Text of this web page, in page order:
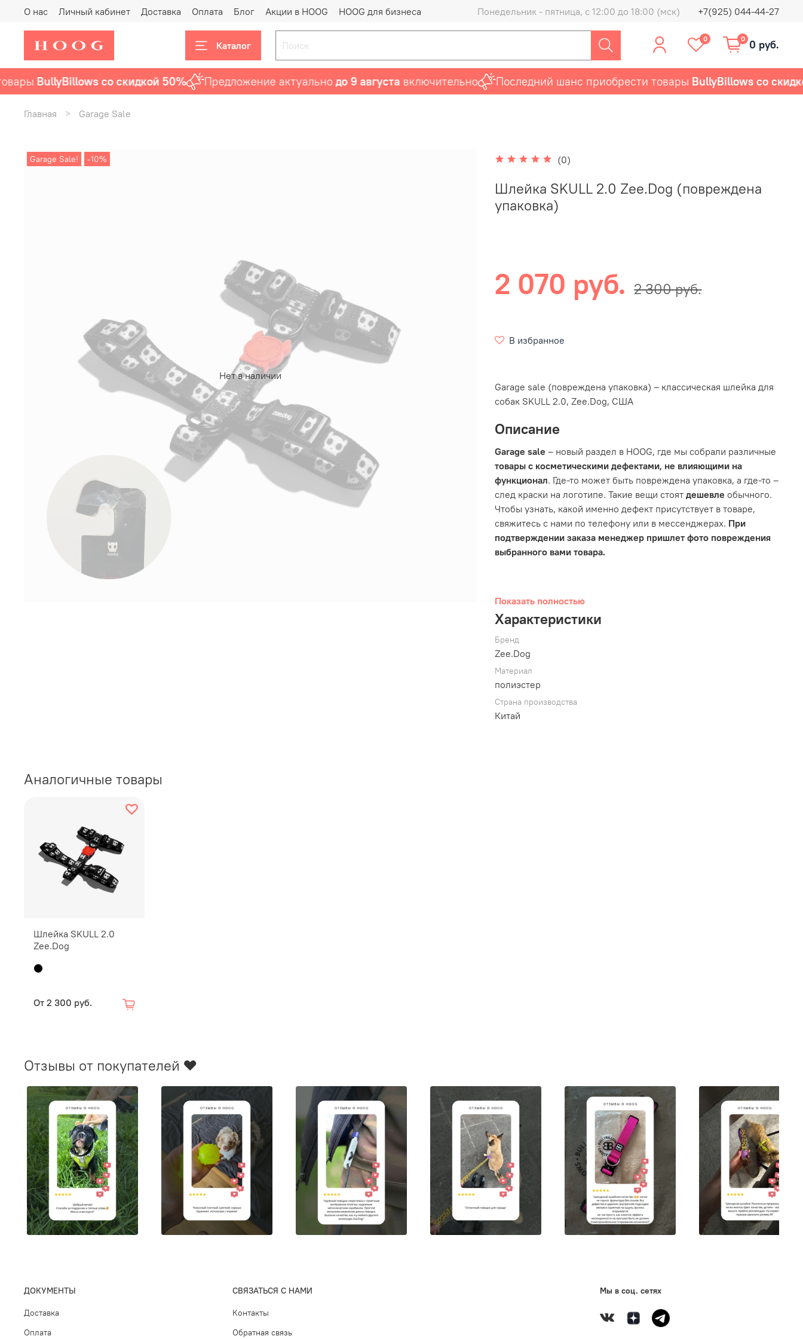
О нас Личный кабинет Доставка Оплата Блог Акции в HOOG HOOG для бизнеса Понедельник - пятница, с 12:00 до 18:00 (мск) +7(925) 044-44-27
Каталог
0 0 0 руб.
BullyBillows со скидкой 50% Предложение актуальнодо 9 августавключительно Последний шанс приобрести товарыBullyBillows со скидкой
Главная Garage Sale
Нет в наличии
Garage Sale! -10% (0)
Шлейка SKULL 2.0 Zee.Dog (повреждена
упаковка)
2 070 руб. 2 300 руб.
В избранное
Garage sale (повреждена упаковка) – классическая шлейка для
собак SKULL 2.0, Zee.Dog, США
Описание
Garage sale – новый раздел в HOOG, где мы собрали различные
товары с косметическими дефектами, не влияющими на
функционал. Где-то может быть повреждена упаковка, а где-то –
след краски на логотипе. Такие вещи стоятдешевле обычного.
Чтобы узнать, какой именно дефект присутствует в товаре,
свяжитесь с нами по телефону или в мессенджерах. При
подтверждении заказа менеджер пришлет фото повреждения
выбранного вами товара.
Только панк-рок! Стильная черно-белая шлейка SKULL Zee.Dog
для бунтарей в душе.
Безопасная пряжка с 4-точечной системой блокировки не даст
Два d-образных кольца на спине для крепления поводка —
Показать полностью
Характеристики
Бренд
Zee.Dog
Материал
полиэстер
Страна производства
Китай
Аналогичные товары
Шлейка SKULL 2.0
Zee.Dog
От 2 300 руб.
Отзывы от покупателей ❤️
ДОКУМЕНТЫ
Доставка
Оплата
СВЯЗАТЬСЯ С НАМИ
Контакты
Обратная связь
Мы в соц. сетях